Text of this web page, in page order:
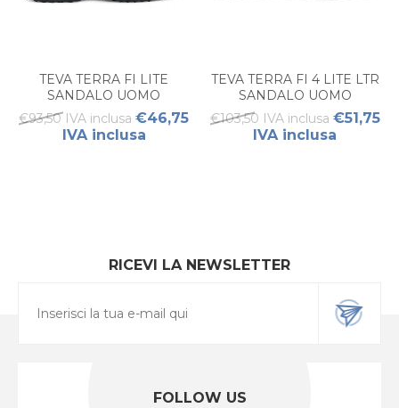
TEVA TERRA FI LITE
SANDALO UOMO
€93,50 IVA inclusa €46,75
IVA inclusa
TEVA TERRA FI 4 LITE LTR
SANDALO UOMO
€103,50 IVA inclusa €51,75
IVA inclusa
RICEVI LA NEWSLETTER
FOLLOW US